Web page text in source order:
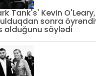
Tank's' Kevin
sonra
olduğunu söylədi